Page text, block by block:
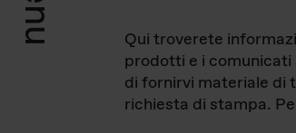
Qui troverete
prodotti e i
di fornirvi materiale di
richiesta di stampa.